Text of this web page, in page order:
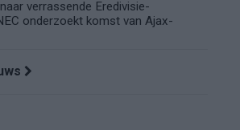
verrassende Eredivisie-
onderzoekt komst van Ajax-